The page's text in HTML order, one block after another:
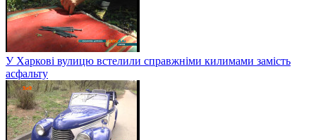
У Харкові вулицю встелили справжніми килимами замість
асфальту